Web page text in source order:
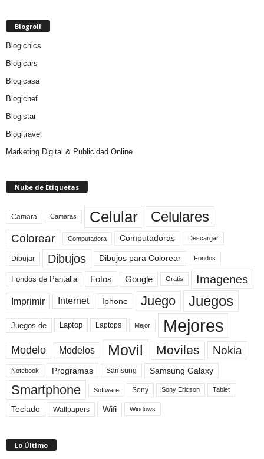
Blogroll
Blogichics
Blogicars
Blogicasa
Blogichef
Blogistar
Blogitravel
Marketing Digital & Publicidad Online
Nube de Etiquetas
Camara Camaras Celular Celulares
Colorear Computadora Computadoras Descargar
Dibujar Dibujos Dibujos para Colorear Fondos
Fondos de Pantalla Fotos Google Gratis Imagenes
Imprimir Internet Iphone Juego Juegos
Juegos de Laptop Laptops Mejor Mejores
Modelo Modelos Movil Moviles Nokia
Notebook Programas Samsung Samsung Galaxy
Smartphone Software Sony Sony Ericson Tablet
Teclado Wallpapers Wifi Windows
Lo Último